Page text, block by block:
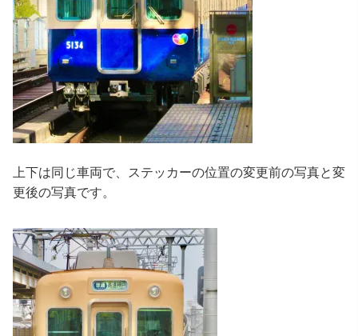
上下は同じ車両で、ステッカーの位置の変更前の写真と変
更後の写真です。